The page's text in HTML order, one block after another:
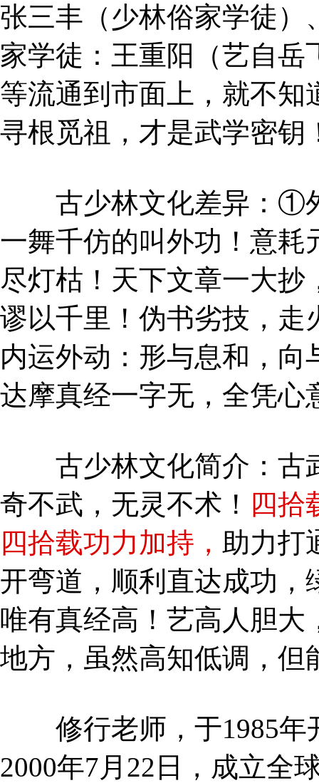
张三丰（少林俗家学徒）
家学徒：王重阳（艺自
等流通到市面上，就不知
寻根觅祖，才是武学密钥
古少林文化差异：①外
一舞千仿的叫外功！意耗
尽灯枯！天下文章一大抄
谬以千里！伪书劣技，
内运外动：形与息和，
达摩真经一字无，全凭心
古少林文化简介：古
奇不武，无灵不术！ 四拾
四拾载功力加持， 助力打
开弯道，顺利直达成功，
唯有真经高！艺高人胆大
地方，虽然高知低调，但
修行老师，于1985年
2000年7月22日，成立全